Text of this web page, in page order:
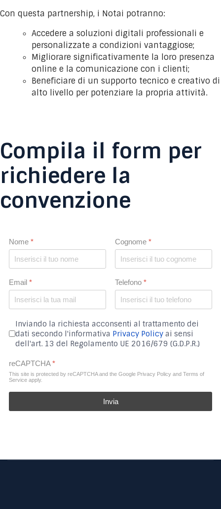
Con questa partnership, i Notai potranno:
Accedere a soluzioni digitali professionali e
personalizzate a condizioni vantaggiose;
Migliorare significativamente la loro presenza
online e la comunicazione con i clienti;
Beneficiare di un supporto tecnico e creativo di
alto livello per potenziare la propria attività.
Compila il form per
richiedere la
convenzione
Nome * Cognome *
Email * Telefono *
Inviando la richiesta acconsenti al trattamento dei
dati secondo l'informativa Privacy Policy ai sensi
dell'art. 13 del Regolamento UE 2016/679 (G.D.P.R.)
reCAPTCHA*
This site is protected by reCAPTCHA and the Google Privacy Policy and Terms of
Service apply.
Invia